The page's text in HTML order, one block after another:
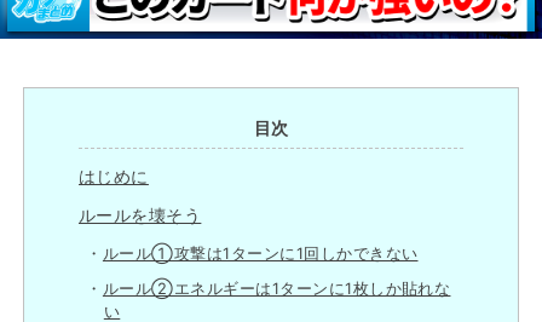
目次
はじめに
ルールを壊そう
ルール①攻撃は1ターンに1回しかできない
ルール②エネルギーは1ターンに1枚しか貼れな
い